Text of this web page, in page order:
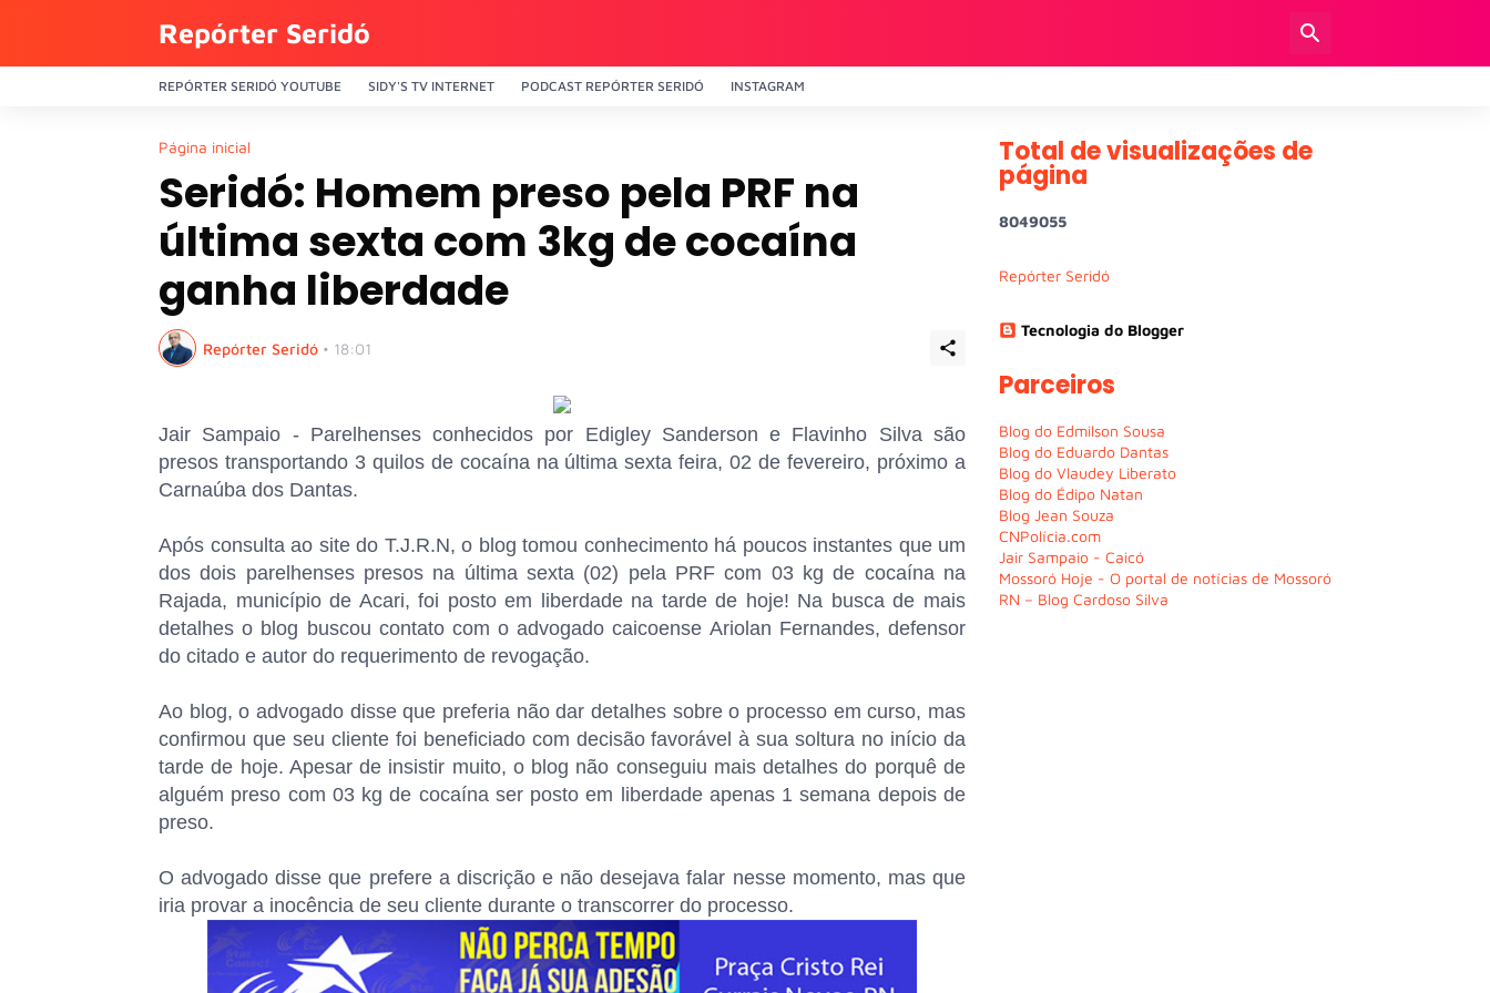
Repórter Seridó
REPÓRTER SERIDÓ YOUTUBE SIDY'S TV INTERNET PODCAST REPÓRTER SERIDÓ INSTAGRAM
Página inicial
Seridó: Homem preso pela PRF na
última sexta com 3kg de cocaína
ganha liberdade
Repórter Seridó • 18:01
Jair Sampaio - Parelhenses conhecidos por Edigley Sanderson e Flavinho Silva são
presos transportando 3 quilos de cocaína na última sexta feira, 02 de fevereiro, próximo a
Carnaúba dos Dantas.
Após consulta ao site do T.J.R.N, o blog tomou conhecimento há poucos instantes que um
dos dois parelhenses presos na última sexta (02) pela PRF com 03 kg de cocaína na
Rajada, município de Acari, foi posto em liberdade na tarde de hoje! Na busca de mais
detalhes o blog buscou contato com o advogado caicoense Ariolan Fernandes, defensor
do citado e autor do requerimento de revogação.
Ao blog, o advogado disse que preferia não dar detalhes sobre o processo em curso, mas
confirmou que seu cliente foi beneficiado com decisão favorável à sua soltura no início da
tarde de hoje. Apesar de insistir muito, o blog não conseguiu mais detalhes do porquê de
alguém preso com 03 kg de cocaína ser posto em liberdade apenas 1 semana depois de
preso.
O advogado disse que prefere a discrição e não desejava falar nesse momento, mas que
iria provar a inocência de seu cliente durante o transcorrer do processo.
Total de visualizações de
página
8049055
Repórter Seridó
Tecnologia do Blogger
Parceiros
Blog do Edmilson Sousa
Blog do Eduardo Dantas
Blog do Vlaudey Liberato
Blog do Édipo Natan
Blog Jean Souza
CNPolícia.com
Jair Sampaio - Caicó
Mossoró Hoje - O portal de notícias de Mossoró
RN – Blog Cardoso Silva